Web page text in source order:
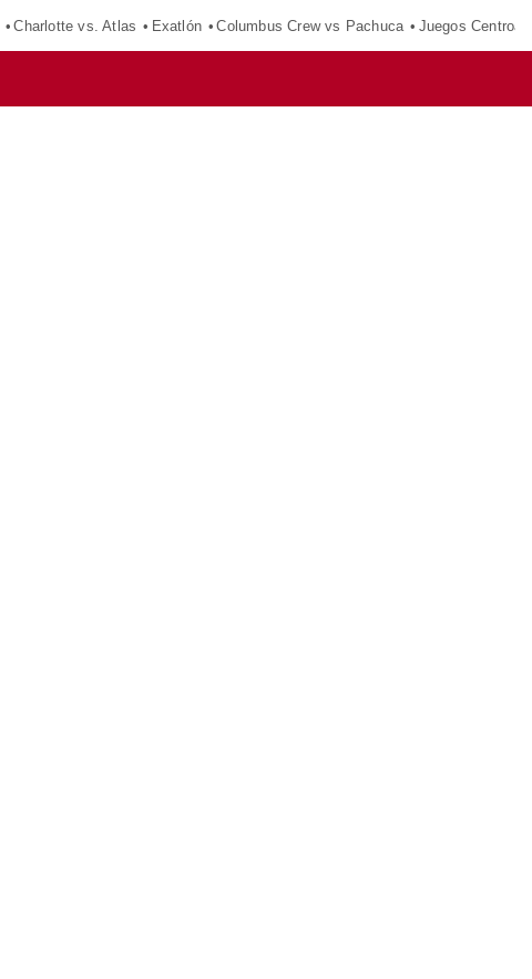
Charlotte vs. Atlas Exatlón Columbus Crew vs Pachuca Juegos